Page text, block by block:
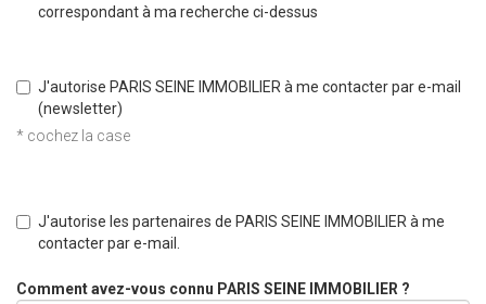
correspondant à ma recherche ci-dessus
J'autorise PARIS SEINE IMMOBILIER à me contacter par e-mail
(newsletter)
* cochez la case
J'autorise les partenaires de PARIS SEINE IMMOBILIER à me
contacter par e-mail.
Comment avez-vous connu PARIS SEINE IMMOBILIER ?